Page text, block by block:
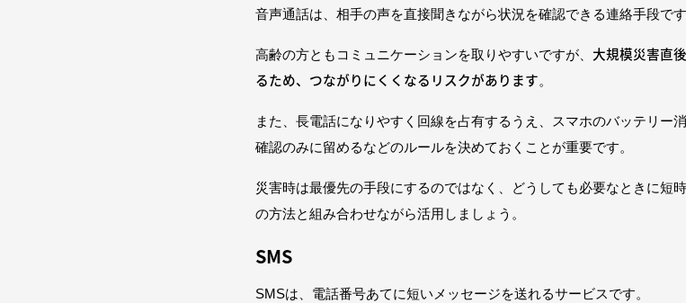
音声通話は、相手の声を直接聞きながら状況を確認できる連絡手段です
高齢の方ともコミュニケーションを取りやすいですが、 大規模災害直
るため、つながりにくくなるリスクがあります。
また、長電話になりやすく回線を占有するうえ、スマホのバッテリー
確認のみに留めるなどのルールを決めておくことが重要です。
災害時は最優先の手段にするのではなく、どうしても必要なときに短
の方法と組み合わせながら活用しましょう。
SMS
SMSは、電話番号あてに短いメッセージを送れるサービスです。